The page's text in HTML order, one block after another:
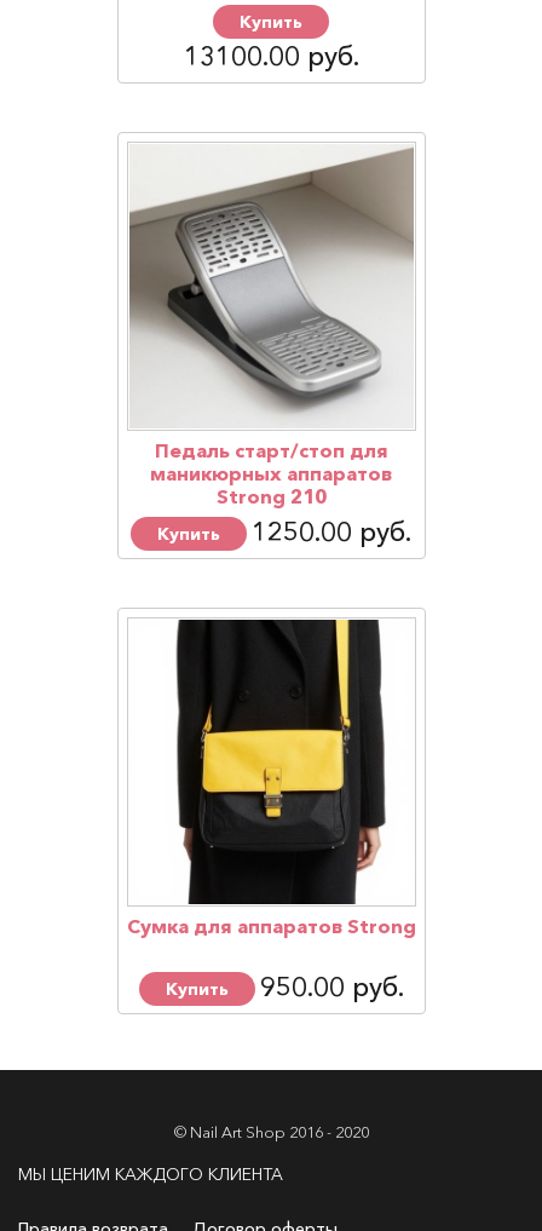
Купить
13100.00 руб.
Педаль старт/стоп для
маникюрных аппаратов
Strong 210
Купить 1250.00 руб.
Сумка для аппаратов Strong
Купить 950.00 руб.
© Nail Art Shop 2016 - 2020
МЫ ЦЕНИМ КАЖДОГО КЛИЕНТА